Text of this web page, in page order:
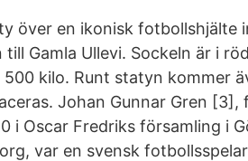
över en ikonisk fotbollshjälte
Gamla Ullevi. Sockeln är i
kilo. Runt statyn kommer
Johan Gunnar Gren
i Oscar Fredriks församling i
var en svensk